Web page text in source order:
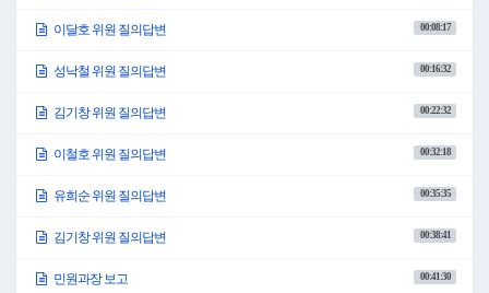
이달호 위원 질의답변 00:08:17
성낙철 위원 질의답변 00:16:32
김기창 위원 질의답변 00:22:32
이철호 위원 질의답변 00:32:18
유희순 위원 질의답변 00:35:35
김기창 위원 질의답변 00:38:41
민원과장 보고 00:41:30